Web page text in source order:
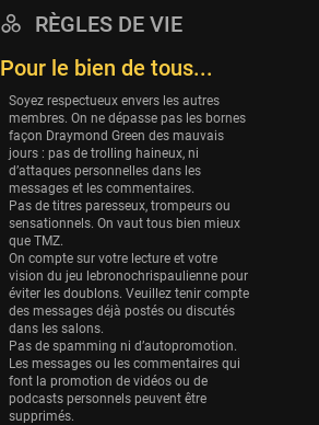
Portland Trail Blazers
Eurobasket
25 sessions
Detroit Pistons
25 sessions
Brooklyn Nets
24 sessions
Sacramento Kings
24 sessions
Utah Jazz
22 sessions
Toronto Raptors
18 sessions
RÈGLES DE VIE
Pour le bien de tous...
Soyez respectueux envers les autres
membres. On ne dépasse pas les bornes
façon Draymond Green des mauvais
jours : pas de trolling haineux, ni
d’attaques personnelles dans les
messages et les commentaires.
Pas de titres paresseux, trompeurs ou
sensationnels. On vaut tous bien mieux
que TMZ.
On compte sur votre lecture et votre
vision du jeu lebronochrispaulienne pour
éviter les doublons. Veuillez tenir compte
des messages déjà postés ou discutés
dans les salons.
Pas de spamming ni d’autopromotion.
Les messages ou les commentaires qui
font la promotion de vidéos ou de
podcasts personnels peuvent être
supprimés.